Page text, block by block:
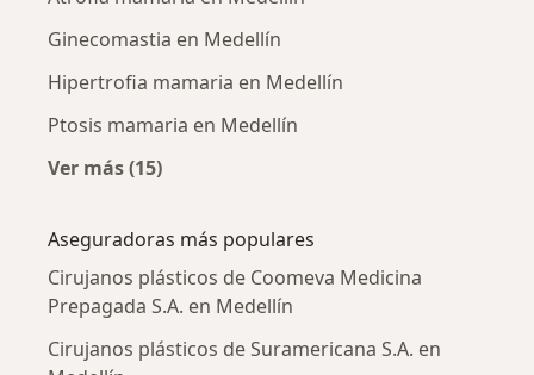
Ginecomastia en Medellín
Hipertrofia mamaria en Medellín
Ptosis mamaria en Medellín
Ver más (15)
Aseguradoras más populares
Cirujanos plásticos de Coomeva Medicina
Prepagada S.A. en Medellín
Cirujanos plásticos de Suramericana S.A. en